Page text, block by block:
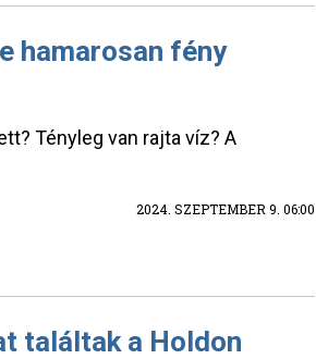
hamarosan fény
Tényleg van rajta víz? A
2024. SZEPTEMBER 9. 06:00
találtak a Holdon